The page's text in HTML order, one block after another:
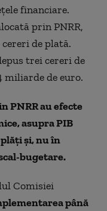
financiare.
prin PNRR,
de plată.
trei cereri de
de euro.
PNRR au efecte
asupra PIB
și, nu în
bugetare.
Comisiei
până